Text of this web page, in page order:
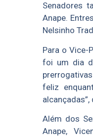
Senadores
Anape.
Nelsinho
Para o Vice-
foi um dia
feliz
alcançadas”,
Além dos
Anape,